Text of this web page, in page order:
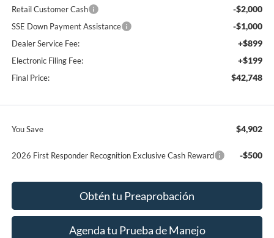
Retail Customer Cash -$2,000
SSE Down Payment Assistance -$1,000
Dealer Service Fee: +$899
Electronic Filing Fee: +$199
Final Price: $42,748
You Save $4,902
2026 First Responder Recognition Exclusive Cash Reward -$500
Obtén tu Preaprobación
Agenda tu Prueba de Manejo